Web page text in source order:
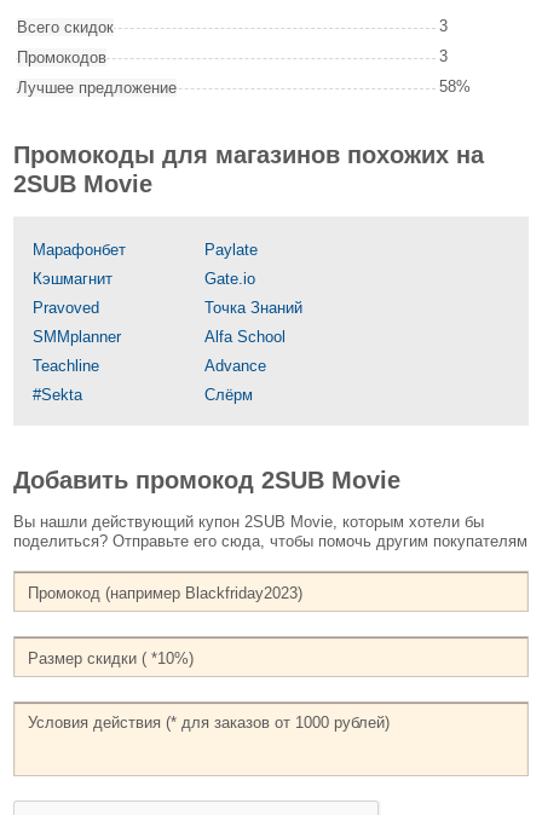
Всего скидок
3
Промокодов
3
Лучшее предложение
58%
Промокоды для магазинов похожих на
2SUB Movie
Марафонбет
Paylate
Кэшмагнит
Gate.io
Pravoved
Точка Знаний
SMMplanner
Alfa School
Teachline
Advance
#Sekta
Слёрм
Добавить промокод 2SUB Movie
Вы нашли действующий купон 2SUB Movie, которым хотели бы
поделиться? Отправьте его сюда, чтобы помочь другим покупателям